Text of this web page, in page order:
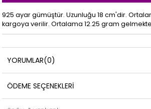
925 ayar gümüştür. Uzunluğu 18 cm'dir.
kargoya verilir. Ortalama 12.25 gram
YORUMLAR(0)
ÖDEME SEÇENEKLERI